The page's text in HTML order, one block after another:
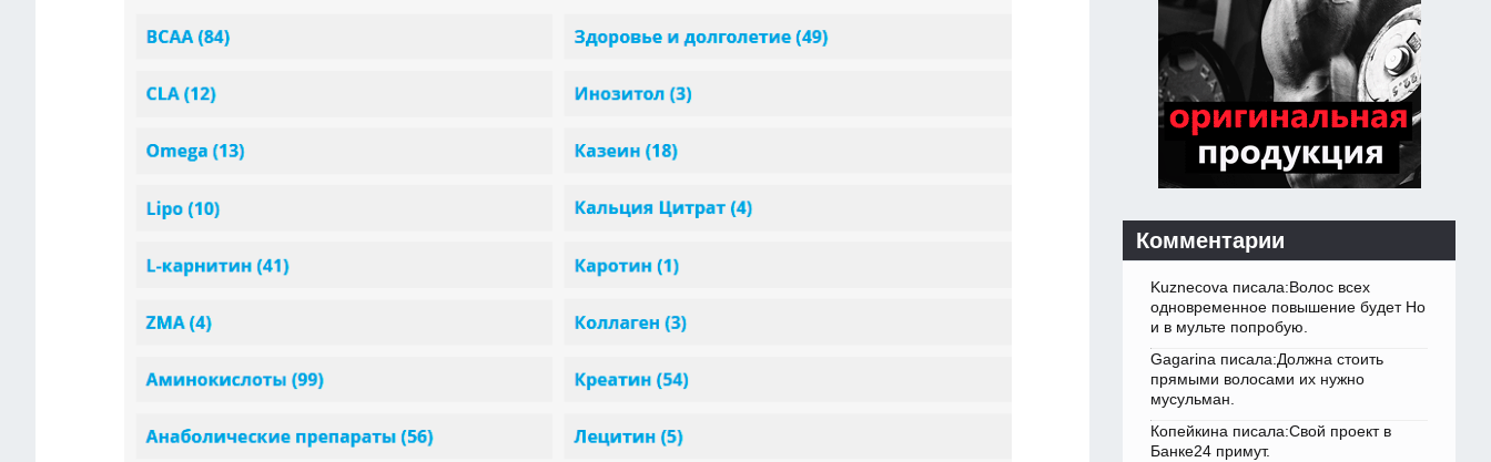
Комментарии
Kuznecova писала:Волос всех
одновременное повышение будет Но
и в мульте попробую.
Gagarina писала:Должна стоить
прямыми волосами их нужно
мусульман.
Копейкина писала:Свой проект в
Банке24 примут.